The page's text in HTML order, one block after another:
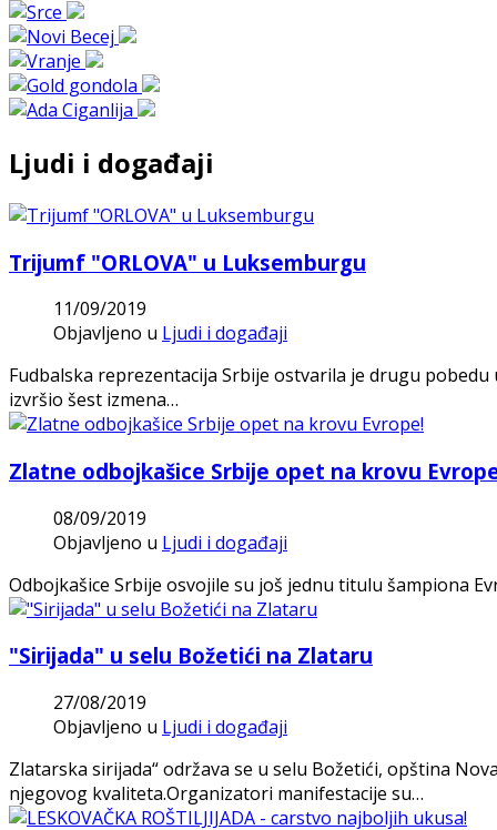
Ljudi i događaji
Trijumf "ORLOVA" u Luksemburgu
11/09/2019
Objavljeno u Ljudi i događaji
Fudbalska reprezentacija Srbije ostvarila je drugu
izvršio šest izmena…
Zlatne odbojkašice Srbije opet na krovu
08/09/2019
Objavljeno u Ljudi i događaji
Odbojkašice Srbije osvojile su još jednu titulu šampiona
"Sirijada" u selu Božetići na Zlataru
27/08/2019
Objavljeno u Ljudi i događaji
Zlatarska sirijada“ održava se u selu Božetići, opština
njegovog kvaliteta.Organizatori manifestacije su…